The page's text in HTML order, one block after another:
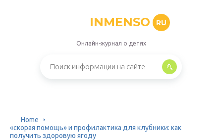
INMENSO RU
Онлайн-журнал о детях
Home
«скорая помощь» и профилактика для клубники: как
получить здоровую ягоду